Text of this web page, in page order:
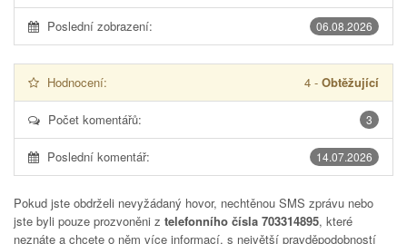
06.08.2026
Poslední zobrazení:
Hodnocení: 4 - Obtěžující
3
Počet komentářů:
14.07.2026
Poslední komentář:
Pokud jste obdrželi nevyžádaný hovor, nechtěnou SMS zprávu nebo
jste byli pouze prozvoněni z telefonního čísla 703314895, které
neznáte a chcete o něm více informací, s největší pravděpodobností